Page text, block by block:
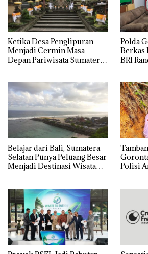
Ketika Desa Penglipuran
Menjadi Cermin Masa
Depan Pariwisata Sumatera
Polda
Berkas
BRI
Belajar dari Bali, Sumatera
Selatan Punya Peluang Besar
Menjadi Destinasi Wisata
Polisi